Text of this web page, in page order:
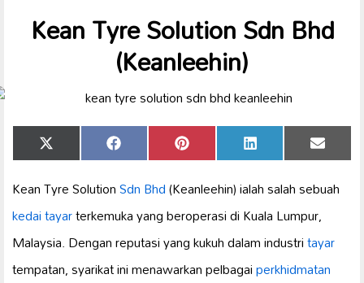
Kean Tyre Solution Sdn Bhd
(Keanleehin)
Share
on
X
(Twitter)
Share
on
Facebook Share
on
Pinterest Share
on
LinkedIn Share
on
Email
Kean Tyre SolutionSdn Bhd(Keanleehin) ialah salah sebuah
kedai tayarterkemuka yang beroperasi di Kuala Lumpur,
Malaysia. Dengan reputasi yang kukuh dalam industritayar
tempatan, syarikat ini menawarkan pelbagaiperkhidmatan